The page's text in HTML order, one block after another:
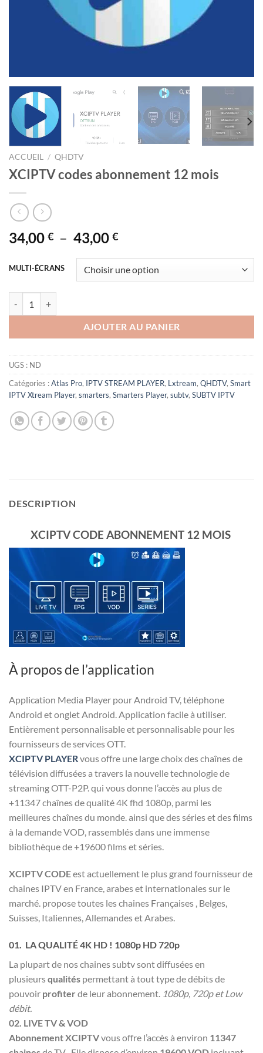
ACCUEIL / QHDTV
XCIPTV codes abonnement 12 mois
34,00 € – 43,00 €Plage
prix :
34,00 €
MULTI-ÉCRANS
AJOUTER AU PANIER
UGS : ND
Catégories :Atlas Pro, IPTV STREAM PLAYER, Lxtream, QHDTV, Smart
IPTV Xtream Player, smarters, Smarters Player, subtv, SUBTV IPTV
DESCRIPTION
XCIPTV CODE ABONNEMENT 12 MOIS
À propos de l’application
Application Media Player pour Android TV, téléphone
Android et onglet Android. Application facile à utiliser.
Entièrement personnalisable et personnalisable pour les
fournisseurs de services OTT.
XCIPTV PLAYERvous offre une large choix des chaînes de
télévision diffusées a travers la nouvelle technologie de
streaming OTT-P2P. qui vous donne l’accès au plus de
+11347 chaînes de qualité 4K fhd 1080p, parmi les
meilleures chaînes du monde. ainsi que des séries et des films
à la demande VOD, rassemblés dans une immense
bibliothèque de +19600 films et séries.
XCIPTV CODEest actuellement le plus grand fournisseur de
chaines IPTV en France, arabes et internationales sur le
marché. propose toutes les chaines Françaises , Belges,
Suisses, Italiennes, Allemandes et Arabes.
01. LA QUALITÉ 4K HD ! 1080p HD 720p
La plupart de nos chaines subtv sont diffusées en
plusieursqualités permettant à tout type de débits de
pouvoir profiter de leur abonnement. 1080p, 720p et Low
débit.
02. LIVE TV & VOD
Abonnement XCIPTVvous offre l’accès à environ 11347